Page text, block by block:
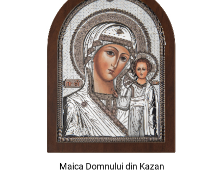
Maica Domnului din Kazan